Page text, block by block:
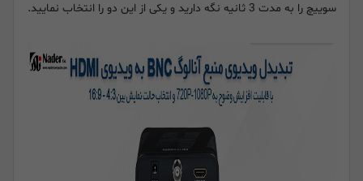
سوییچ را به مدت 3 ثانیه نگه دارید و یکی از این دو را انتخاب نمایید.